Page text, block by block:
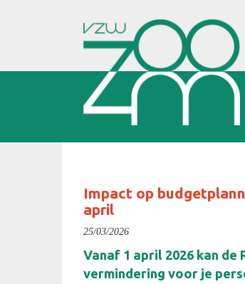
Impact op
april
25/03/2026
Vanaf 1 april 2026 kan de
vermindering voor je